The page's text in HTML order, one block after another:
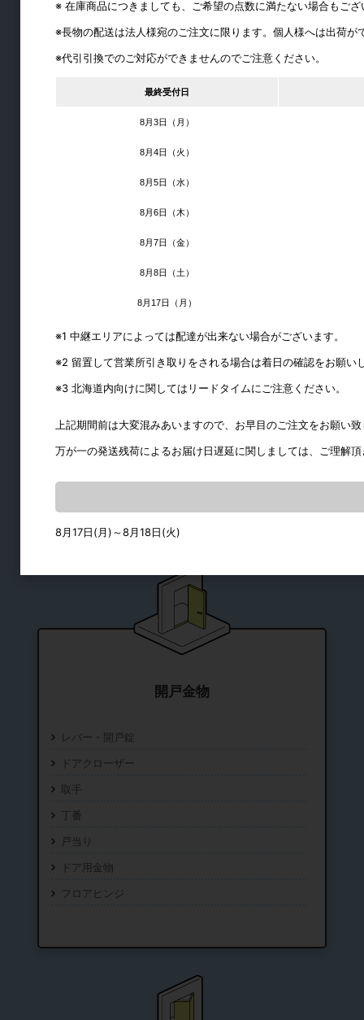
引戸金物
戸車
戸当り
その他引戸用
開戸金物
レバー・開戸錠
ドアクローザー
取手
丁番
戸当り
ドア用金物
フロアヒンジ
※ 在庫商品につきましても、ご希望の点数に満たない場合もご
※長物の配送は法人様宛のご注文に限ります。個人様へは出荷が
※代引引換でのご対応ができませんのでご注意ください。
最終受付日
8月3日（月）
8月4日（火）
8月5日（水）
8月6日（木）
8月7日（金）
8月8日（土）
8月17日（月）
※1 中継エリアによっては配達が出来ない場合がございます。
※2 留置して営業所引き取りをされる場合は着日の確認をお願い
※3 北海道内向けに関してはリードタイムにご注意ください。
上記期間前は大変混みあいますので、お早目のご注文をお願い
万が一の発送残荷によるお届け日遅延に関しましては、ご理解
8月17日(月)～8月18日(火)